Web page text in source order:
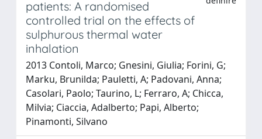
patients: A randomised
controlled trial on the effects of
sulphurous thermal water
inhalation
2013 Contoli, Marco; Gnesini, Giulia; Forini, G;
Marku, Brunilda; Pauletti, A; Padovani, Anna;
Casolari, Paolo; Taurino, L; Ferraro, A; Chicca,
Milvia; Ciaccia, Adalberto; Papi, Alberto;
Pinamonti, Silvano